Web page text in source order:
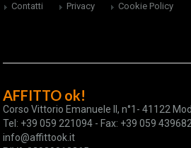
Contatti
Privacy Cookie Policy
AFFITTO ok!
Corso Vittorio Emanuele II, n°1- 41122
Tel: +39 059 221094 - Fax: +39 059
info@affittook.it